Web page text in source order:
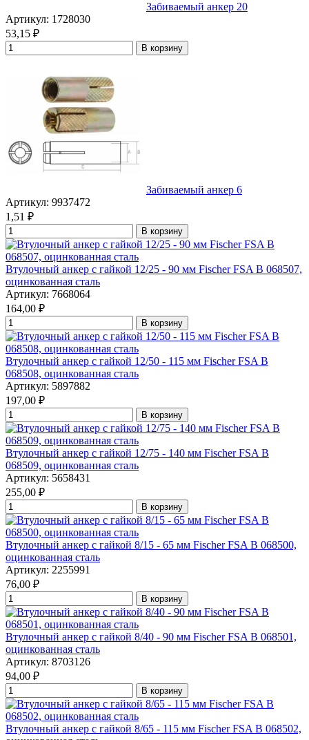
Забиваемый анкер 20
Артикул: 1728030
53,15 ₽
В корзину
Забиваемый анкер 6
Артикул: 9937472
1,51 ₽
В корзину
Втулочный анкер с гайкой 12/25 - 90 мм Fischer FSA B 068507,
оцинкованная сталь
Артикул: 7668064
164,00 ₽
В корзину
Втулочный анкер с гайкой 12/50 - 115 мм Fischer FSA B
068508, оцинкованная сталь
Артикул: 5897882
197,00 ₽
В корзину
Втулочный анкер с гайкой 12/75 - 140 мм Fischer FSA B
068509, оцинкованная сталь
Артикул: 5658431
255,00 ₽
В корзину
Втулочный анкер с гайкой 8/15 - 65 мм Fischer FSA B 068500,
оцинкованная сталь
Артикул: 2255991
76,00 ₽
В корзину
Втулочный анкер с гайкой 8/40 - 90 мм Fischer FSA B 068501,
оцинкованная сталь
Артикул: 8703126
94,00 ₽
В корзину
Втулочный анкер с гайкой 8/65 - 115 мм Fischer FSA B 068502,